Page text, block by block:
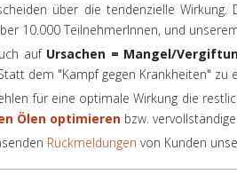
über die tendenzielle
10.000 TeilnehmerInnen, und
auf Ursachen = Mangel/
dem "Kampf gegen Krankheiten" zu
für eine optimale Wirkung die
Ölen optimieren bzw.
Rückmeldungen von Kunden